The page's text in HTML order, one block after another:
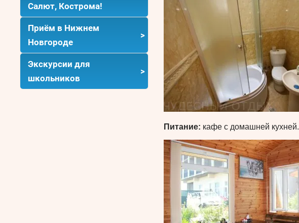
Салют, Кострома!
Приём в Нижнем
Новгороде
Экскурсии для
школьников
Питание: кафе с домашней кухней.